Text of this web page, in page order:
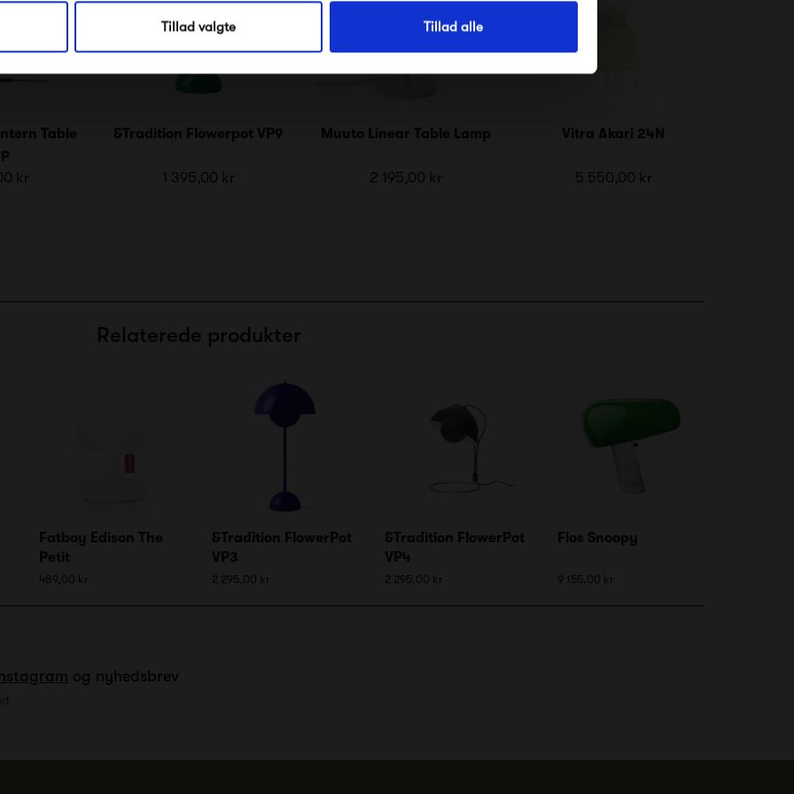
Tillad valgte Tillad alle
Table
kr
&Tradition Flowerpot VP9
1 395,00 kr
Muuto Linear Table Lamp
2 195,00 kr
Vitra Akari 24N
5 550,00 kr
Relaterede produkter
Fatboy Edison The
Petit
489,00 kr
&Tradition FlowerPot
VP3
2 295,00 kr
&Tradition FlowerPot
VP4
2 295,00 kr
Flos Snoopy
9 155,00 kr
og nyhedsbrev
Nej tak, jeg ønsker ikke rabat.